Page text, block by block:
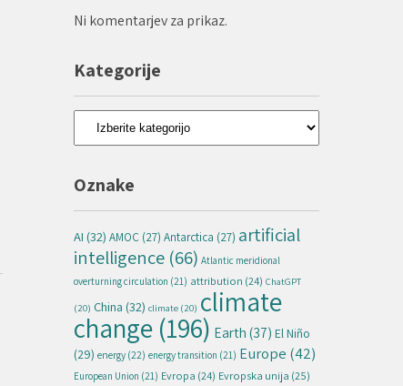
Ni komentarjev za prikaz.
Kategorije
Kategorije
Oznake
AI (32) AMOC (27) Antarctica (27) artificial
intelligence (66) Atlantic meridional
overturning circulation (21) attribution (24) ChatGPT
(20) China (32) climate (20) climate
change (196) Earth (37) El Niño
(29) energy (22) energy transition (21) Europe (42)
European Union (21) Evropa (24) Evropska unija (25)